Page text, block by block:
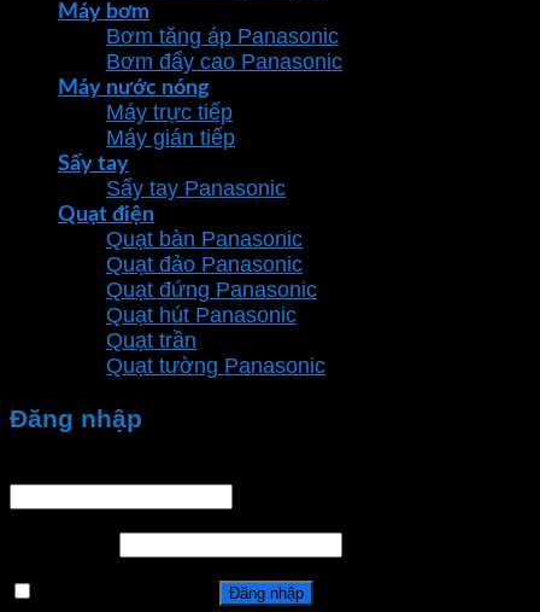
Máy bơm
Bơm tăng áp Panasonic
Bơm đẩy cao Panasonic
Máy nước nóng
Máy trực tiếp
Máy gián tiếp
Sấy tay
Sấy tay Panasonic
Quạt điện
Quạt bàn Panasonic
Quạt đảo Panasonic
Quạt đứng Panasonic
Quạt hút Panasonic
Quạt trần
Quạt tường Panasonic
Đăng nhập
Đăng nhập